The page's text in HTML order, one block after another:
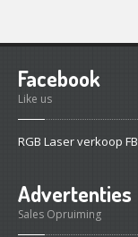
Facebook
Like us
RGB Laser verkoop FB
Advertenties
Sales Opruiming